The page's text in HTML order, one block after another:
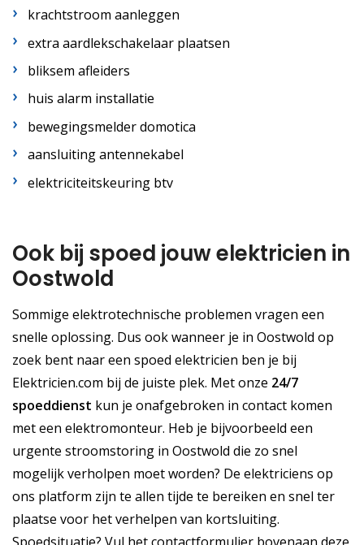
krachtstroom aanleggen
extra aardlekschakelaar plaatsen
bliksem afleiders
huis alarm installatie
bewegingsmelder domotica
aansluiting antennekabel
elektriciteitskeuring btv
Ook bij spoed jouw elektricien in
Oostwold
Sommige elektrotechnische problemen vragen een
snelle oplossing. Dus ook wanneer je in Oostwold op
zoek bent naar een spoed elektricien ben je bij
Elektricien.com bij de juiste plek. Met onze 24/7
spoeddienst kun je onafgebroken in contact komen
met een elektromonteur. Heb je bijvoorbeeld een
urgente stroomstoring in Oostwold die zo snel
mogelijk verholpen moet worden? De elektriciens op
ons platform zijn te allen tijde te bereiken en snel ter
plaatse voor het verhelpen van kortsluiting.